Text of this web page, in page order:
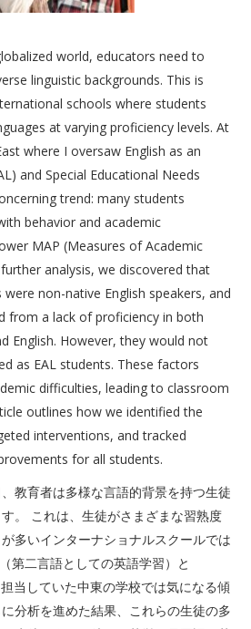
world, educators need to
linguistic backgrounds. This is
schools where students
at varying proficiency levels. At
where I oversaw English as an
and Special Educational Needs
trend: many students
behavior and academic
MAP (Measures of Academic
analysis, we discovered that
non-native English speakers, and
from a lack of proficiency in both
English. However, they would not
as EAL students. These factors
difficulties, leading to classroom
outlines how we identified the
interventions, and tracked
for all students.
教育者は多様な言語的背景を持つ生徒
。 これは、生徒がさまざまな習熟度
多いインターナショナルスクールでは
第二言語としての英語学習）と
当していた中東の学校では気になる傾
分析を進めた結果、これらの生徒の多